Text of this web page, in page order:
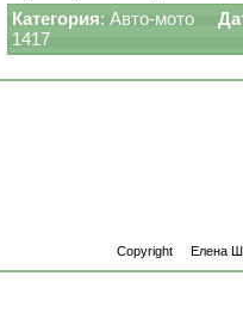
Категория: Авто-мото
1417
Copyright Елена